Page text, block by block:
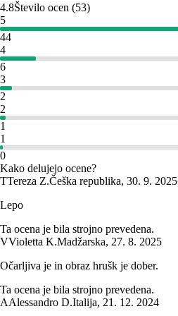
4.8Število ocen (53)
5
44
4
6
3
2
2
1
1
0
Kako delujejo ocene?
TTereza Z.Češka republika, 30. 9. 2025
Lepo
Ta ocena je bila strojno prevedena.
VVioletta K.Madžarska, 27. 8. 2025
Očarljiva je in obraz hrušk je dober.
Ta ocena je bila strojno prevedena.
AAlessandro D.Italija, 21. 12. 2024